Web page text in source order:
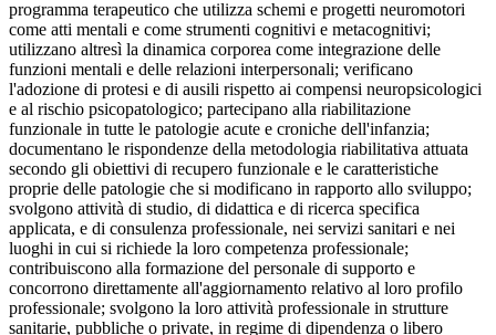
programma terapeutico che utilizza schemi e progetti neuromotori
come atti mentali e come strumenti cognitivi e metacognitivi;
utilizzano altresì la dinamica corporea come integrazione delle
funzioni mentali e delle relazioni interpersonali; verificano
l'adozione di protesi e di ausili rispetto ai compensi neuropsicologici
e al rischio psicopatologico; partecipano alla riabilitazione
funzionale in tutte le patologie acute e croniche dell'infanzia;
documentano le rispondenze della metodologia riabilitativa attuata
secondo gli obiettivi di recupero funzionale e le caratteristiche
proprie delle patologie che si modificano in rapporto allo sviluppo;
svolgono attività di studio, di didattica e di ricerca specifica
applicata, e di consulenza professionale, nei servizi sanitari e nei
luoghi in cui si richiede la loro competenza professionale;
contribuiscono alla formazione del personale di supporto e
concorrono direttamente all'aggiornamento relativo al loro profilo
professionale; svolgono la loro attività professionale in strutture
sanitarie, pubbliche o private, in regime di dipendenza o libero